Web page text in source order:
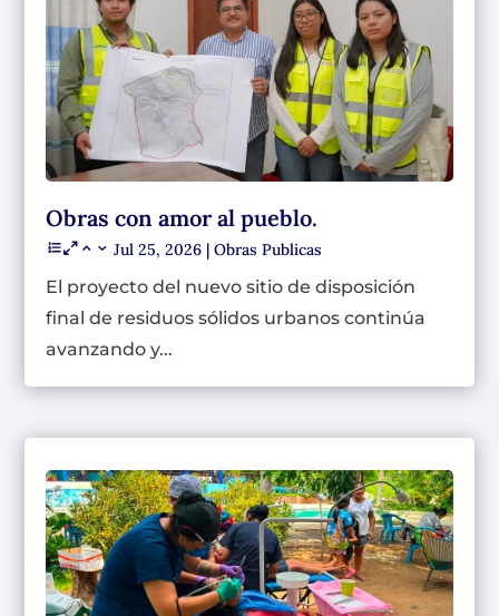
Obras con amor al pueblo.
Jul 25, 2026 |Obras Publicas
El proyecto del nuevo sitio de disposición
final de residuos sólidos urbanos continúa
avanzando y...